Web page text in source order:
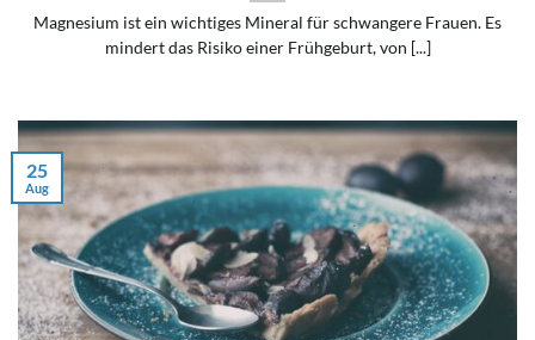
Magnesium ist ein wichtiges Mineral für schwangere Frauen. Es
mindert das Risiko einer Frühgeburt, von [...]
25
Aug